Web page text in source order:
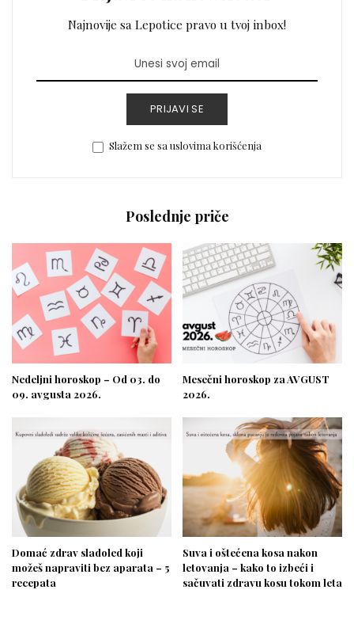
Najnovije sa Lepotice pravo u tvoj inbox!
PRIJAVI SE
Slažem se sa uslovima korišćenja
Poslednje priče
Nedeljni horoskop – Od 03. do
09. avgusta 2026.
Mesečni horoskop za AVGUST
2026.
Domać zdrav sladoled koji
možeš napraviti bez aparata – 5
recepata
Suva i oštećena kosa nakon
letovanja – kako to izbeći i
sačuvati zdravu kosu tokom leta